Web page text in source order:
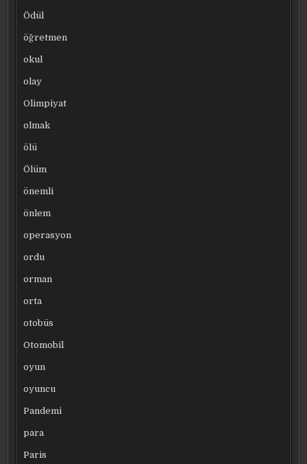
Ödül
öğretmen
okul
olay
Olimpiyat
olmak
ölü
Ölüm
önemli
önlem
operasyon
ordu
orman
orta
otobüs
Otomobil
oyun
oyuncu
Pandemi
para
Paris